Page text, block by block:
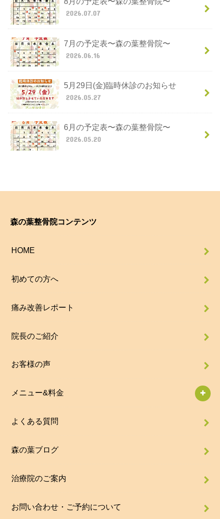
2026.07.07
7月の予定表〜森の葉整骨院〜
2026.06.16
5月29日(金)臨時休診のお知らせ
2026.05.27
6月の予定表〜森の葉整骨院〜
2026.05.20
森の葉整骨院コンテンツ
HOME
初めての方へ
痛み改善レポート
院長のご紹介
お客様の声
メニュー&料金
よくある質問
森の葉ブログ
治療院のご案内
お問い合わせ・ご予約について